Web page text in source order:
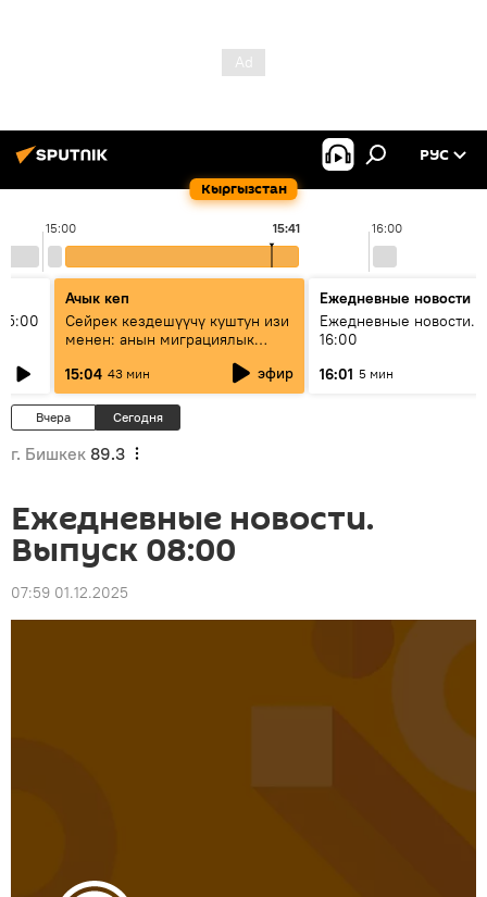
Кыргызстан
РУС
15:00 16:00
15:41
Ачык кеп
Сейрек кездешүүчү куштун изи
менен: анын миграциялык
жолу эмнеден кабар берет?
15:04 43 мин эфир
Ежедневные новости
Ежедневные новости.
16:00
16:01 5 мин
Вчера Сегодня
г. Бишкек 89.3
Ежедневные новости.
Выпуск 08:00
07:59 01.12.2025